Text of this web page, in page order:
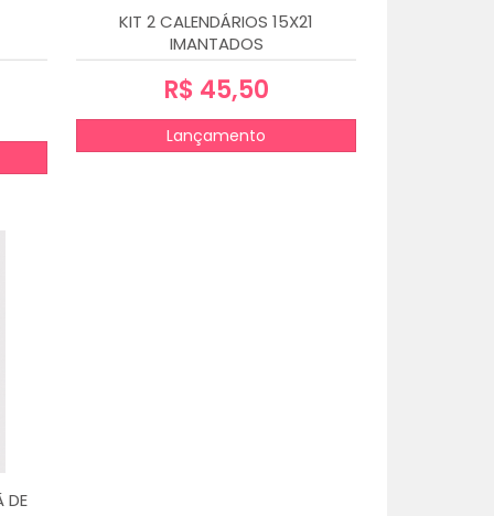
KIT 2 CALENDÁRIOS 15X21
IMANTADOS
R$ 45,50
Lançamento
DE